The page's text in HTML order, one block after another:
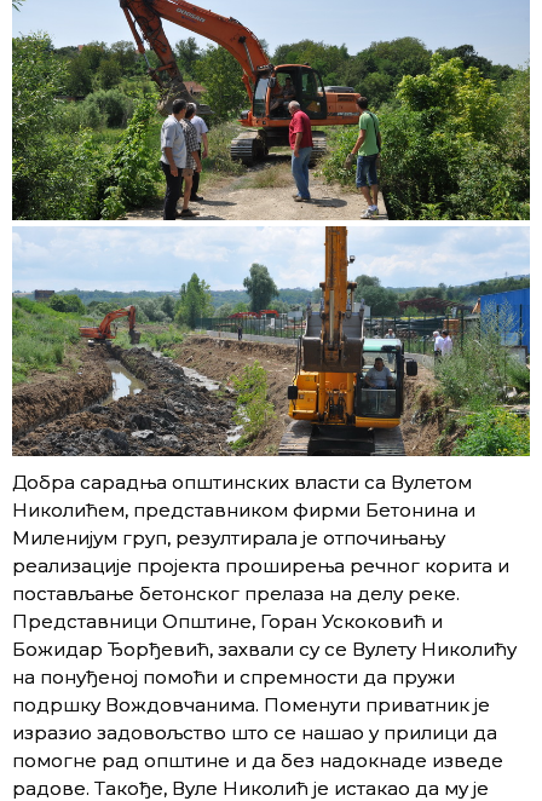
Добра сарадња општинских власти са Вулетом
Николићем, представником фирми Бетонина и
Миленијум груп, резултирала је отпочињању
реализације пројекта проширења речног корита и
постављање бетонског прелаза на делу реке.
Представници Општине, Горан Ускоковић и
Божидар Ђорђевић, захвали су се Вулету Николићу
на понуђеној помоћи и спремности да пружи
подршку Вождовчанима. Поменути приватник је
изразио задовољство што се нашао у прилици да
помогне рад општине и да без надокнаде изведе
радове. Такође, Вуле Николић је истакао да му је